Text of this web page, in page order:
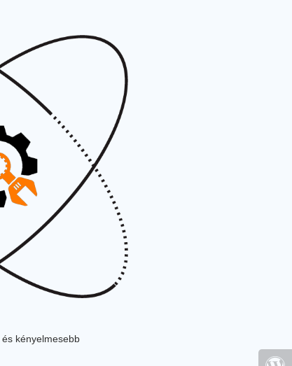
kényelmesebb